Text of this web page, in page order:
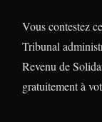
Vous contestez
Tribunal
Revenu de
gratuitement à